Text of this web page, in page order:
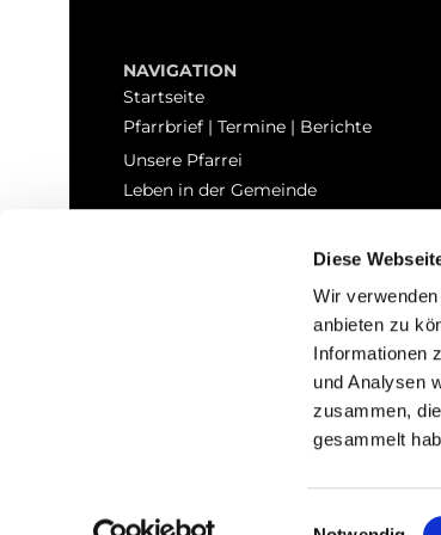
Diese
Wir
anbieten zu
Informationen
und Analysen
zusammen,
gesammelt
NAVIGATION
Startseite
Pfarrbrief | Termine | Berichte
Unsere Pfarrei
Leben in der Gemeinde